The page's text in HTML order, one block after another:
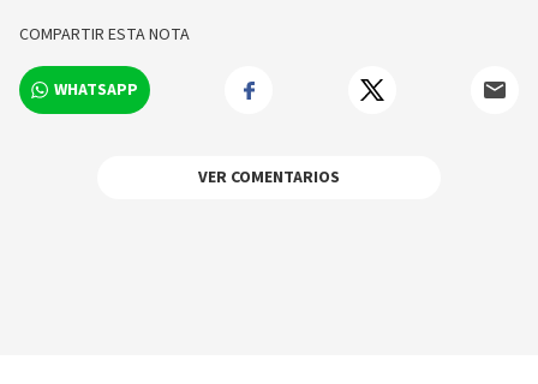
relevantes en tiempo real.
COMPARTIR ESTA NOTA
WHATSAPP
VER COMENTARIOS